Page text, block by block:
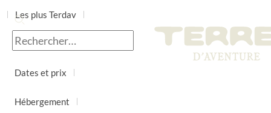
Les plus Terdav
Jour par jour
Dates et prix
Hébergement